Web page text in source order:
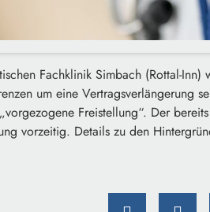
Fachklinik Simbach (Rottal-
um eine Vertragsverlängerung
Freistellung“. Der
vorzeitig. Details zu den